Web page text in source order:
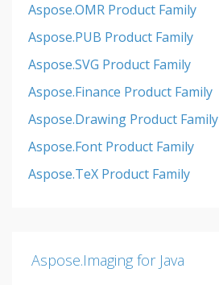
Aspose.OMR Product Family
Aspose.PUB Product Family
Aspose.SVG Product Family
Aspose.Finance Product Family
Aspose.Drawing Product Family
Aspose.Font Product Family
Aspose.TeX Product Family
Aspose.Imaging for Java